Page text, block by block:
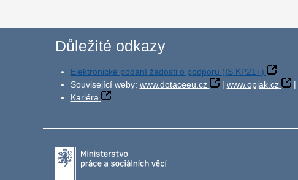
Důležité odkazy
Elektronické podání žádosti o podporu (IS KP21+)
Související weby: www.dotaceeu.cz | www.opjak.cz |
Kariéra